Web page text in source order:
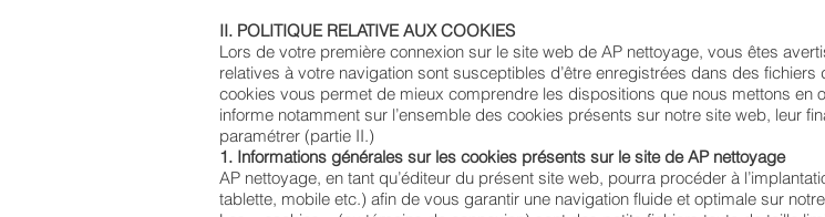
II. POLITIQUE RELATIVE AUX COOKIES
Lors de votre première connexion sur le site web de AP nettoyage, vous êtes
relatives à votre navigation sont susceptibles d’être enregistrées dans des
cookies vous permet de mieux comprendre les dispositions que nous mettons
informe notamment sur l’ensemble des cookies présents sur notre site web, leur
paramétrer (partie II.)
1. Informations générales sur les cookies présents sur le site de AP nettoyage
AP nettoyage, en tant qu’éditeur du présent site web, pourra procéder à
tablette, mobile etc.) afin de vous garantir une navigation fluide et optimale sur